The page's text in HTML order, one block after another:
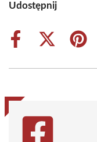
Udostępnij
Share
Share
(Twitter)
Share